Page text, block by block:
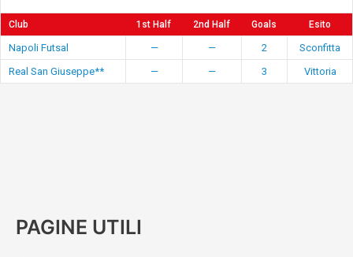
Club 1st Half 2nd Half Goals Esito
Napoli Futsal — — 2
Sconfitta
Real San Giuseppe**
— — 3 Vittoria
PAGINE UTILI